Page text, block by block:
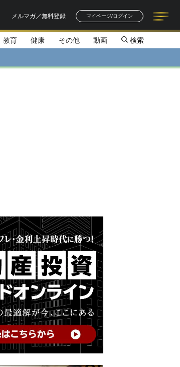
メルマガ／無料登録
マイページ/ログイン
記事一覧
著者一覧
教育 健康 その他 動画 検索